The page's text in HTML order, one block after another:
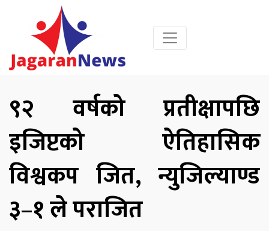
९२ वर्षको प्रतीक्षापछि
इजिप्टको ऐतिहासिक
विश्वकप जित, न्युजिल्याण्ड
३–१ ले पराजित